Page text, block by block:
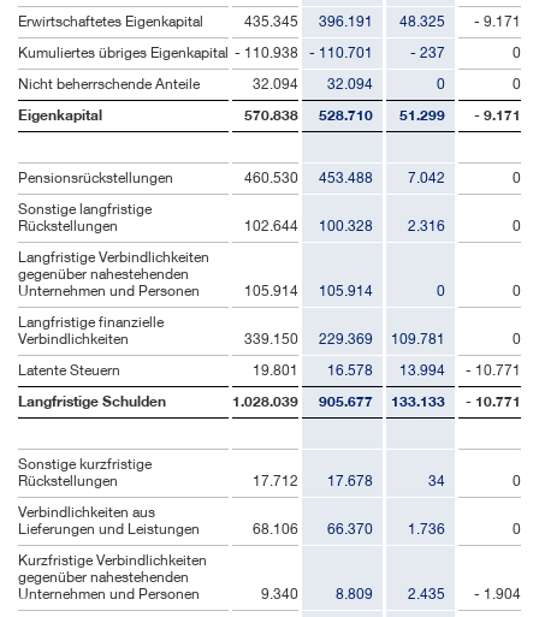
Erwirtschaftetes Eigenkapital
435.345 396.191 48.325
- 9.171
Kumuliertes übriges Eigenkapital - 110.938 - 110.701 - 237
0
Nicht beherrschende Anteile
32.094 32.094 0 0
Eigenkapital 570.838 528.710 51.299 - 9.171
Pensionsrückstellungen 460.530 453.488 7.042
0
Sonstige langfristige
Rückstellungen
102.644 100.328 2.316
0
Langfristige Verbindlichkeiten
gegenüber nahestehenden
Unternehmen und Personen
105.914 105.914 0
0
Langfristige finanzielle
Verbindlichkeiten
339.150 229.369 109.781
0
Latente Steuern
19.801 16.578 13.994 - 10.771
Langfristige Schulden 1.028.039 905.677 133.133 - 10.771
Sonstige kurzfristige
Rückstellungen
17.712 17.678 34
0
Verbindlichkeiten aus
Lieferungen und Leistungen
68.106 66.370 1.736
0
Kurzfristige Verbindlichkeiten
gegenüber nahestehenden
Unternehmen und Personen
9.340 8.809 2.435
- 1.904